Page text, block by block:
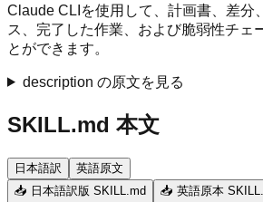
Claude CLIを使用して、計画書、差分
ス、完了した作業、および脆弱性チェ
とができます。
description の原文を見る
SKILL.md 本文
日本語訳
英語原文
📥 日本語訳版 SKILL.md
📥 英語原本